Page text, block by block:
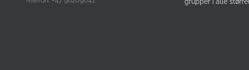
grupper i alle